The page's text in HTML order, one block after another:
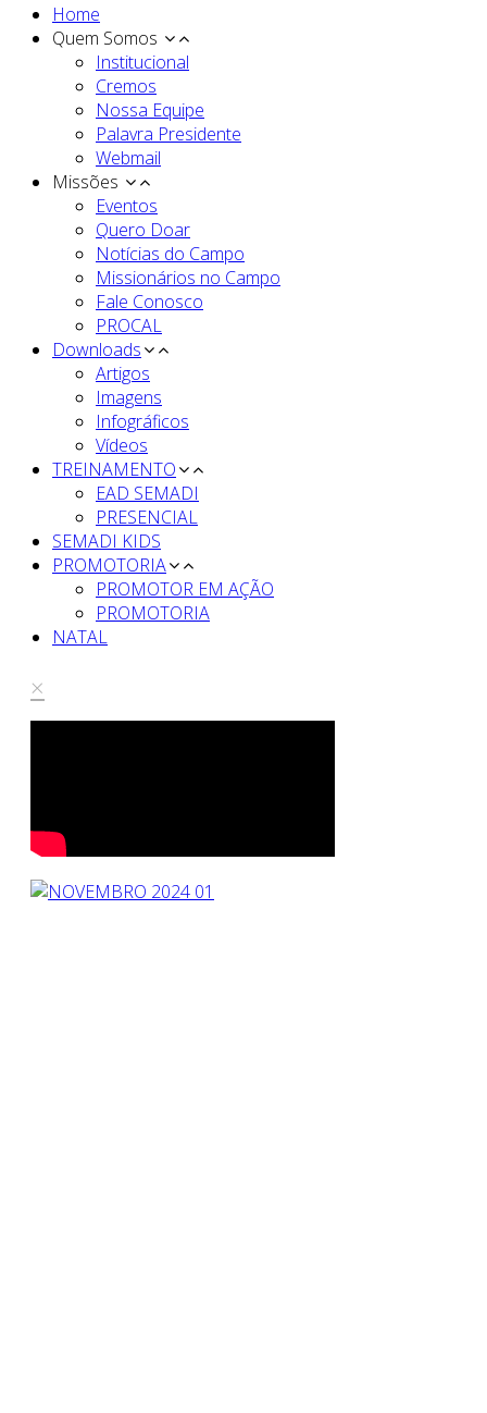
Home
Quem Somos
Institucional
Cremos
Nossa Equipe
Palavra Presidente
Webmail
Missões
Eventos
Quero Doar
Notícias do Campo
Missionários no Campo
Fale Conosco
PROCAL
Downloads
Artigos
Imagens
Infográficos
Vídeos
TREINAMENTO
EAD SEMADI
PRESENCIAL
SEMADI KIDS
PROMOTORIA
PROMOTOR EM AÇÃO
PROMOTORIA
NATAL
×